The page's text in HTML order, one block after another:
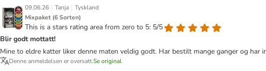
09.06.26 | Tanja | Tyskland
Mixpaket (6 Sorten)
This is a stars rating area from zero to 5: 5/5
Blir godt mottatt!
Mine to eldre katter liker denne maten veldig godt. Har bestilt mange ganger og har
Denne anmeldelsen er oversatt.Se original